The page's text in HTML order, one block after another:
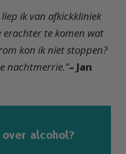
ik van afkickkliniek
erachter te komen wat
kon ik niet stoppen?
nachtmerrie.”– Jan
alcohol?